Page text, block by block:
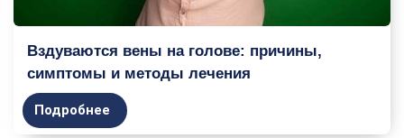
Вздуваются вены на голове: причины,
симптомы и методы лечения
Подробнее